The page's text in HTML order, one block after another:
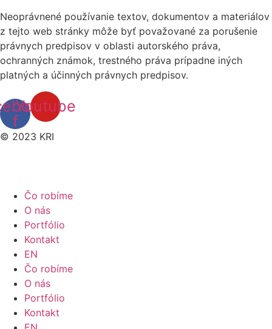
Neoprávnené používanie textov, dokumentov a materiálov
z tejto web stránky môže byť považované za porušenie
právnych predpisov v oblasti autorského práva,
ochranných známok, trestného práva prípadne iných
platných a účinných právnych predpisov.
f
Youtube
© 2023 KRI
Čo robíme
O nás
Portfólio
Kontakt
EN
Čo robíme
O nás
Portfólio
Kontakt